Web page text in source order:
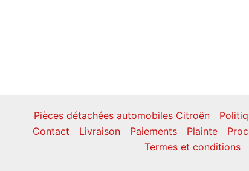
Pièces détachées automobiles Citroën
Contact
Livraison Paiements Plainte
Termes et conditions